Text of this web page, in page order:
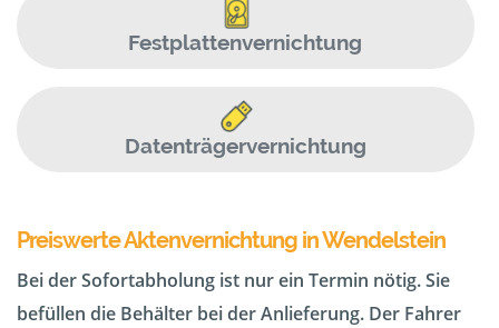
Festplattenvernichtung
Datenträgervernichtung
Preiswerte Aktenvernichtung in Wendelstein
Bei der Sofortabholung ist nur ein Termin nötig. Sie
befüllen die Behälter bei der Anlieferung. Der Fahrer